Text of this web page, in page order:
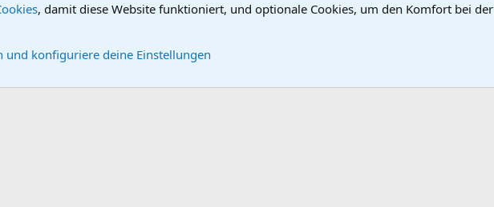
DB-Technische Dokumente (01)
, damit diese Website funktioniert, und optionale Cookies, um den Komfort bei
konfiguriere deine Einstellungen